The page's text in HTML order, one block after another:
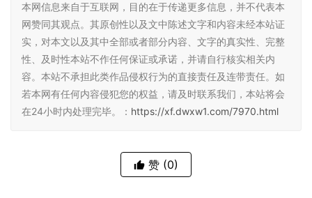
本网信息来自于互联网，目的在于传递更多信息，并不代表本
网赞同其观点。其原创性以及文中陈述文字和内容未经本站证
实，对本文以及其中全部或者部分内容、文字的真实性、完整
性、及时性本站不作任何保证或承诺，并请自行核实相关内
容。本站不承担此类作品侵权行为的直接责任及连带责任。如
若本网有任何内容侵犯您的权益，请及时联系我们，本站将会
在24小时内处理完毕。： https://xf.dwxw1.com/7970.html
赞 (0)